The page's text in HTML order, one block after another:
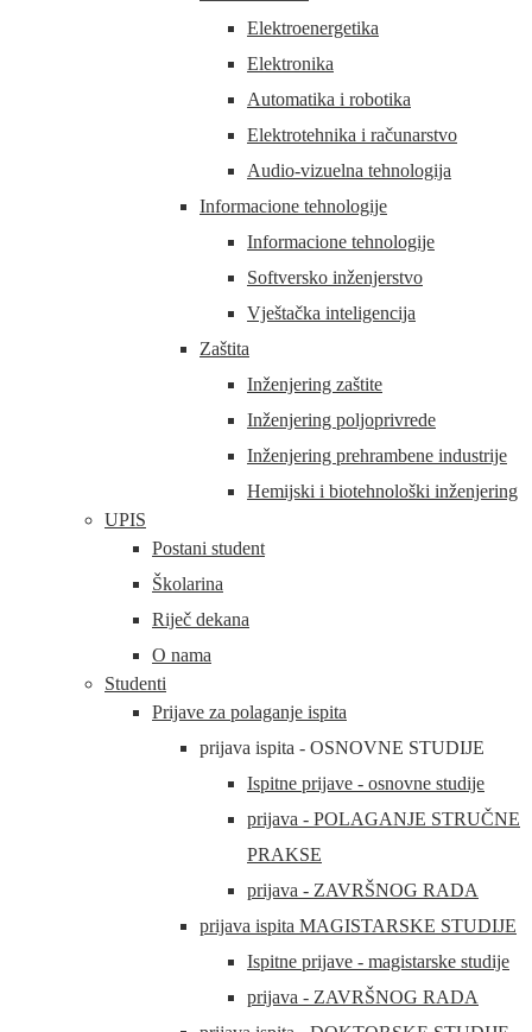
Elektroenergetika
Elektronika
Automatika i robotika
Elektrotehnika i računarstvo
Audio-vizuelna tehnologija
Informacione tehnologije
Informacione tehnologije
Softversko inženjerstvo
Vještačka inteligencija
Zaštita
Inženjering zaštite
Inženjering poljoprivrede
Inženjering prehrambene industrije
Hemijski i biotehnološki inženjering
UPIS
Postani student
Školarina
Riječ dekana
O nama
Studenti
Prijave za polaganje ispita
prijava ispita - OSNOVNE STUDIJE
Ispitne prijave - osnovne studije
prijava - POLAGANJE STRUČNE
PRAKSE
prijava - ZAVRŠNOG RADA
prijava ispita MAGISTARSKE STUDIJE
Ispitne prijave - magistarske studije
prijava - ZAVRŠNOG RADA